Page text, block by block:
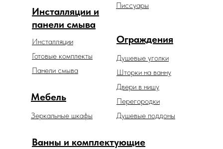
Ванны и комплектующие
Зеркальные шкафы
Мебель
Ограждения
Душевые уголки
Шторки на ванну
Двери в нишу
Перегородки
Душевые поддоны
Инсталляции и
панели смыва
Инсталляции
Готовые комплекты
Панели смыва
Писсуары